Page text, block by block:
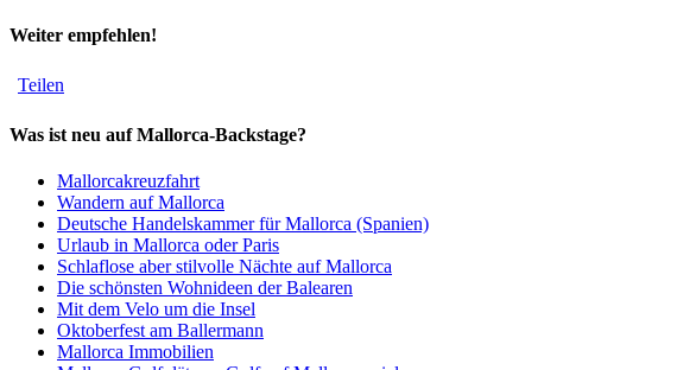
Weiter empfehlen!
Teilen
Was ist neu auf Mallorca-Backstage?
Mallorcakreuzfahrt
Wandern auf Mallorca
Deutsche Handelskammer für Mallorca (Spanien)
Urlaub in Mallorca oder Paris
Schlaflose aber stilvolle Nächte auf Mallorca
Die schönsten Wohnideen der Balearen
Mit dem Velo um die Insel
Oktoberfest am Ballermann
Mallorca Immobilien